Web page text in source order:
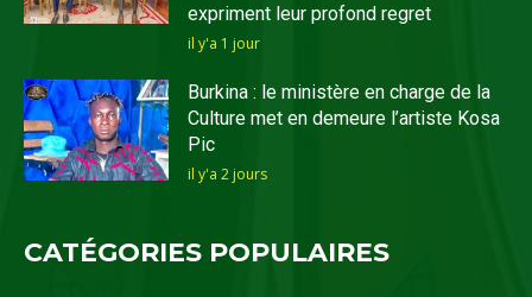
expriment leur profond regret
il y'a 1 jour
Burkina : le ministère en charge de la
Culture met en demeure l’artiste Kosa
Pic
il y'a 2 jours
CATÉGORIES POPULAIRES